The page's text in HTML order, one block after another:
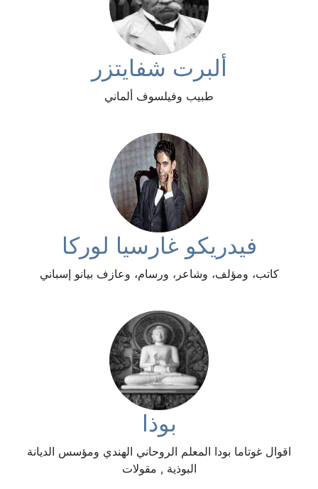
ألبرت شفايتزر
طبيب وفيلسوف ألماني
فيدريكو غارسيا لوركا
كاتب، ومؤلف، وشاعر، ورسام، وعازف بيانو إسباني
بوذا
اقوال غوتاما بودا المعلم الروحاني الهندي ومؤسس الديانة
البوذية , مقولات